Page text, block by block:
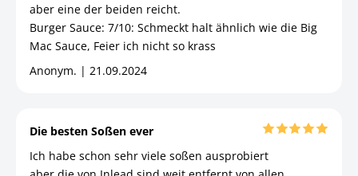
aber eine der beiden reicht.
Burger Sauce: 7/10: Schmeckt halt ähnlich wie die Big
Mac Sauce, Feier ich nicht so krass
Anonym. | 21.09.2024
Die besten Soßen ever
Ich habe schon sehr viele soßen ausprobiert